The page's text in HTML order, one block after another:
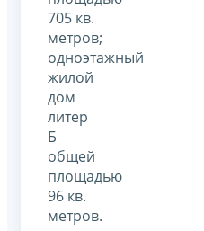
705 кв.
метров;
одноэтажный
жилой
дом
литер
Б
общей
площадью
96 кв.
метров.